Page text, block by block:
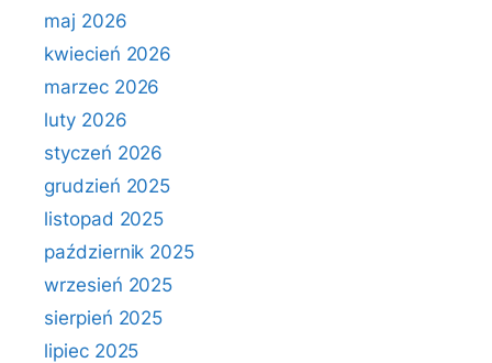
maj 2026
kwiecień 2026
marzec 2026
luty 2026
styczeń 2026
grudzień 2025
listopad 2025
październik 2025
wrzesień 2025
sierpień 2025
lipiec 2025